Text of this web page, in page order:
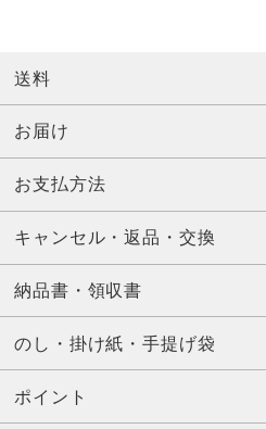
送料
お届け
お支払方法
キャンセル・返品・交換
納品書・領収書
のし・掛け紙・手提げ袋
ポイント